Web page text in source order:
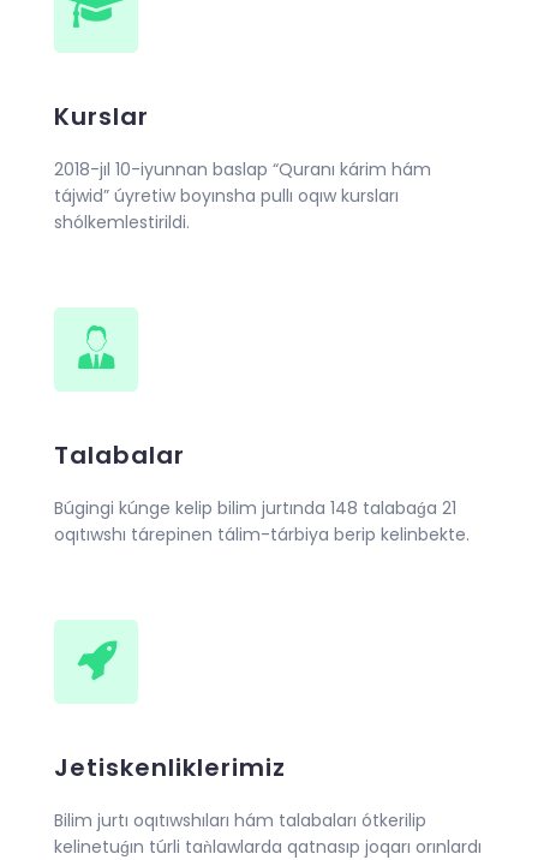
Kurslar
2018-jıl 10-iyunnan baslap “Quranı kárim hám
tájwid” úyretiw boyınsha pullı oqıw kursları
shólkemlestirildi.
Talabalar
Búgingi kúnge kelip bilim jurtında 148 talabaǵa 21
oqıtıwshı tárepinen tálim-tárbiya berip kelinbekte.
Jetiskenliklerimiz
Bilim jurtı oqıtıwshıları hám talabaları ótkerilip
kelinetuǵın túrli taǹlawlarda qatnasıp joqarı orınlardı